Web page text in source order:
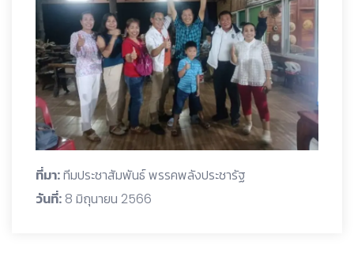
ที่มา:ทีมประชาสัมพันธ์ พรรคพลังประชารัฐ
วันที่: 8 มิถุนายน 2566